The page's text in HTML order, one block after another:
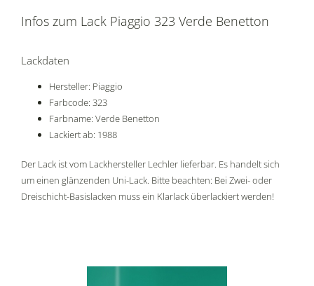
Infos zum Lack Piaggio 323 Verde Benetton
Lackdaten
Hersteller: Piaggio
Farbcode: 323
Farbname: Verde Benetton
Lackiert ab: 1988
Der Lack ist vom Lackhersteller Lechler lieferbar. Es handelt sich
um einen glänzenden Uni-Lack. Bitte beachten: Bei Zwei- oder
Dreischicht-Basislacken muss ein Klarlack überlackiert werden!